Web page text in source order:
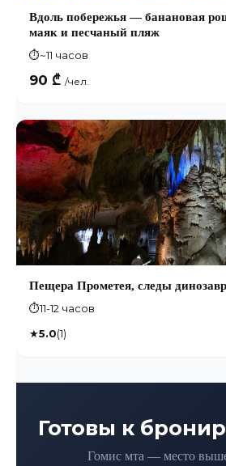
Вдоль побережья — банановая
маяк и песчаный пляж
⏱~11 часов
90 ₾ /чел.
Пещера Прометея, следы
⏱11-12 часов
★5.0(1)
Готовы к
Гомис мта — место